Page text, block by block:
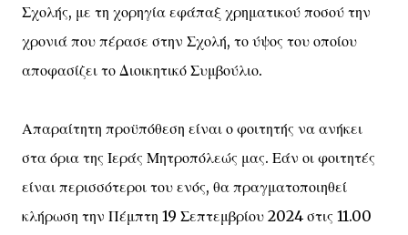
Σχολής, με τη χορηγία εφάπαξ χρηματικού ποσού την
χρονιά που πέρασε στην Σχολή, το ύψος του οποίου
αποφασίζει το Διοικητικό Συμβούλιο.
Απαραίτητη προϋπόθεση είναι ο φοιτητής να ανήκει
στα όρια της Ιεράς Μητροπόλεώς μας. Εάν οι φοιτητές
είναι περισσότεροι του ενός, θα πραγματοποιηθεί
κλήρωση την Πέμπτη 19 Σεπτεμβρίου 2024 στις 11.00